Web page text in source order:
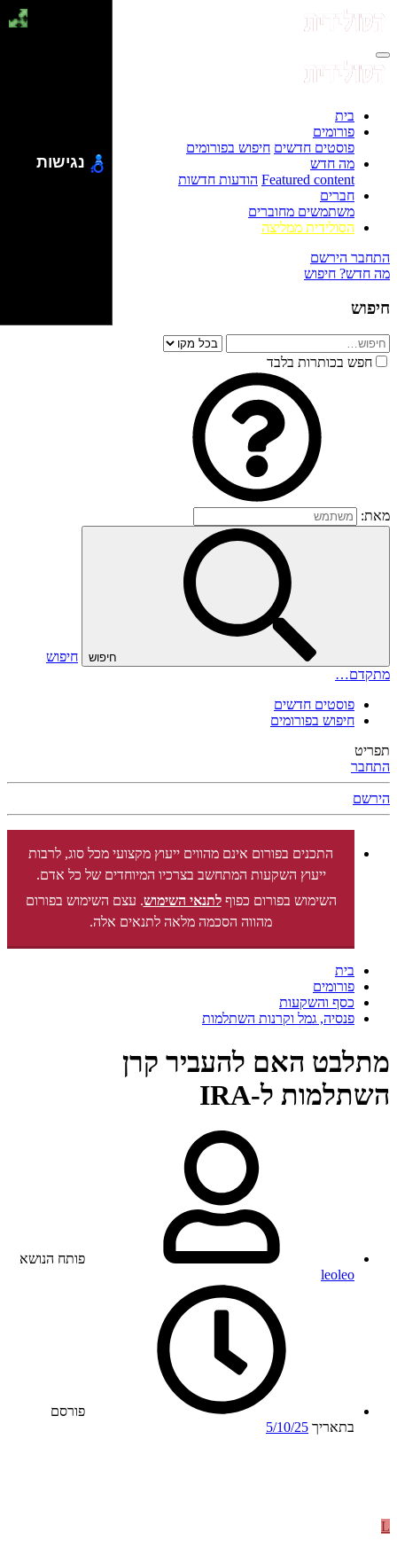
בית
פורומים
פוסטים חדשים חיפוש בפורומים
מה חדש
Featured content הודעות חדשות
חברים
משתמשים מחוברים
הסולידית ממליצה
התחבר הירשם
מה חדש? חיפוש
חיפוש
חפש בכותרות בלבד
מאת:
חיפוש
חיפוש
מתקדם…
פוסטים חדשים
חיפוש בפורומים
תפריט
התחבר
הירשם
התכנים בפורום אינם מהווים ייעוץ מקצועי מכל סוג, לרבות
ייעוץ השקעות המתחשב בצרכיו המיוחדים של כל אדם.
השימוש בפורום כפוףלתנאי השימוש. עצם השימוש בפורום
מהווה הסכמה מלאה לתנאים אלה.
בית
פורומים
כסף והשקעות
פנסיה, גמל וקרנות השתלמות
מתלבט האם להעביר קרן
השתלמות ל-IRA
פותח הנושא
leoleo
פורסם
בתאריך 5/10/25
L
נגישות